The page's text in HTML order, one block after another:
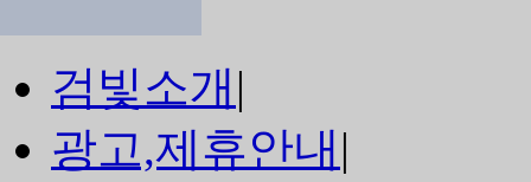
검빛소개|
광고,제휴안내|